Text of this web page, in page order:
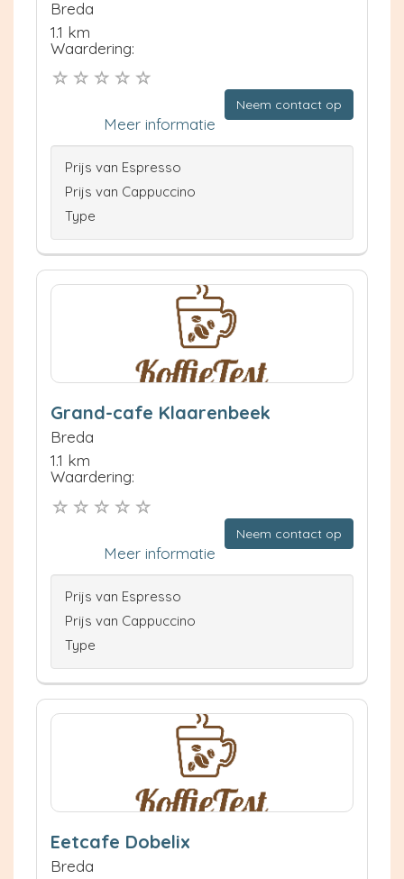
Breda
1.1 km
Waardering:
Neem contact op
Meer informatie
Prijs van Espresso
Prijs van Cappuccino
Type
Grand-cafe Klaarenbeek
Breda
1.1 km
Waardering:
Neem contact op
Meer informatie
Prijs van Espresso
Prijs van Cappuccino
Type
Eetcafe Dobelix
Breda